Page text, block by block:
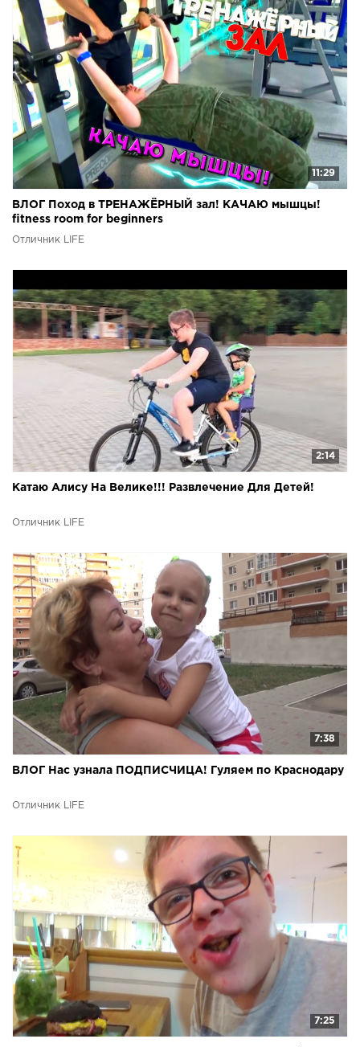
11:29
ВЛОГ Поход в ТРЕНАЖЁРНЫЙ зал! КАЧАЮ мышцы!
fitness room for beginners
Отличник LIFE
2:14
Катаю Алису На Велике!!! Развлечение Для Детей!
Отличник LIFE
7:38
ВЛОГ Нас узнала ПОДПИСЧИЦА! Гуляем по Краснодару
Отличник LIFE
7:25